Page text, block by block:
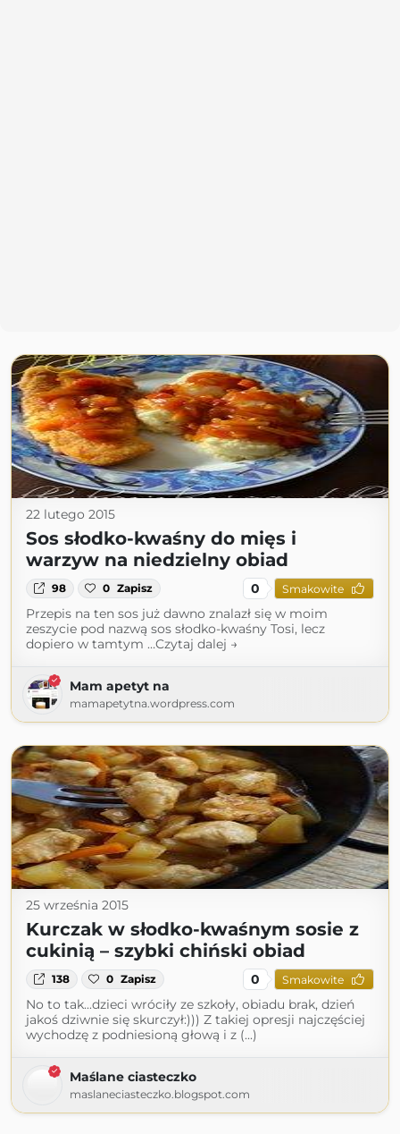
22 lutego 2015
Sos słodko-kwaśny do mięs i
warzyw na niedzielny obiad
98 0 Zapisz 0 Smakowite
Przepis na ten sos już dawno znalazł się w moim
zeszycie pod nazwą sos słodko-kwaśny Tosi, lecz
dopiero w tamtym …Czytaj dalej →
Mam apetyt na
mamapetytna.wordpress.com
25 września 2015
Kurczak w słodko-kwaśnym sosie z
cukinią – szybki chiński obiad
138 0 Zapisz 0 Smakowite
No to tak...dzieci wróciły ze szkoły, obiadu brak, dzień
jakoś dziwnie się skurczył:))) Z takiej opresji najczęściej
wychodzę z podniesioną głową i z (...)
Maślane ciasteczko
maslaneciasteczko.blogspot.com